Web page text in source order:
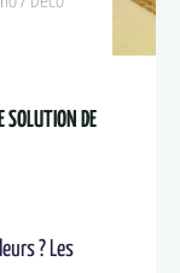
SOLUTION DE
? Les